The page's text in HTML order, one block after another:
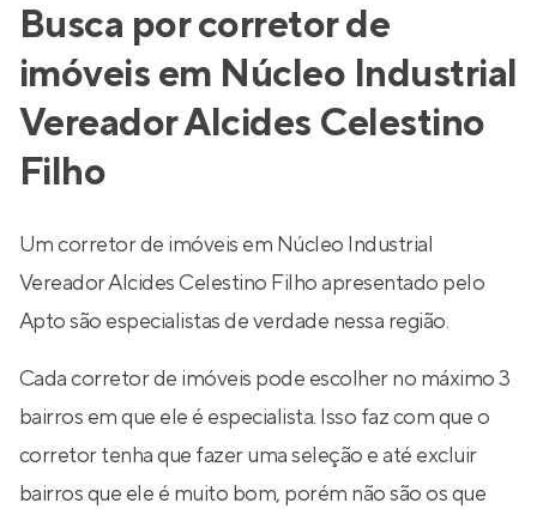
Busca por corretor de
imóveis em Núcleo Industrial
Vereador Alcides Celestino
Filho
Um corretor de imóveis em Núcleo Industrial
Vereador Alcides Celestino Filho apresentado pelo
Apto são especialistas de verdade nessa região.
Cada corretor de imóveis pode escolher no máximo 3
bairros em que ele é especialista. Isso faz com que o
corretor tenha que fazer uma seleção e até excluir
bairros que ele é muito bom, porém não são os que